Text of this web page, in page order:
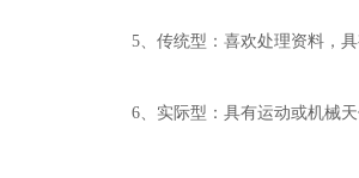
5、传统型：喜欢处理资料，具
6、实际型：具有运动或机械天